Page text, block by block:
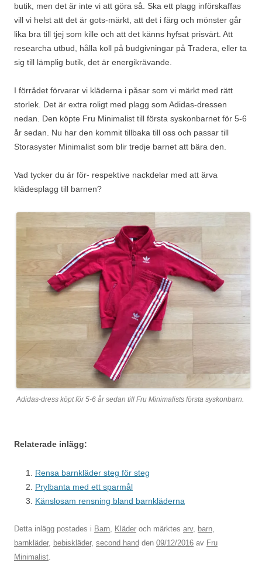
butik, men det är inte vi att göra så. Ska ett plagg införskaffas
vill vi helst att det är gots-märkt, att det i färg och mönster går
lika bra till tjej som kille och att det känns hyfsat prisvärt. Att
researcha utbud, hålla koll på budgivningar på Tradera, eller ta
sig till lämplig butik, det är energikrävande.
I förrådet förvarar vi kläderna i påsar som vi märkt med rätt
storlek. Det är extra roligt med plagg som Adidas-dressen
nedan. Den köpte Fru Minimalist till första syskonbarnet för 5-6
år sedan. Nu har den kommit tillbaka till oss och passar till
Storasyster Minimalist som blir tredje barnet att bära den.
Vad tycker du är för- respektive nackdelar med att ärva
klädesplagg till barnen?
Adidas-dress köpt för 5-6 år sedan till Fru Minimalists första syskonbarn.
Relaterade inlägg:
Rensa barnkläder steg för steg
Prylbanta med ett sparmål
Känslosam rensning bland barnkläderna
Detta inlägg postades i Barn Kläder och märktes arv, barn
barnkläder, bebiskläder, second hand den 09/12/2016 av Fru
Minimalist